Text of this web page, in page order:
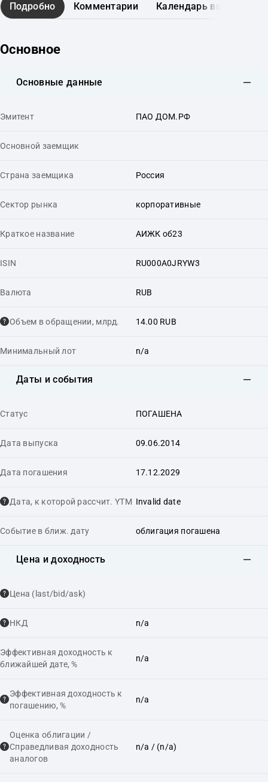
Подробно Комментарии Календарь выплат
Основное
Основные данные
Эмитент ПАО ДОМ.РФ
Основной заемщик
Страна заемщика Россия
Сектор рынка корпоративные
Краткое название АИЖК об23
ISIN RU000A0JRYW3
Валюта RUB
Объем в обращении, млрд. 14.00 RUB
Минимальный лот n/a
Даты и события
Статус ПОГАШЕНА
Дата выпуска 09.06.2014
Дата погашения 17.12.2029
Дата, к которой рассчит. YTM Invalid date
Событие в ближ. дату облигация погашена
Цена и доходность
Цена (last/bid/ask)
НКД n/a
Эффективная доходность к
ближайшей дате, %
n/a
Эффективная доходность к
погашению, %
n/a
Оценка облигации /
Справедливая доходность
аналогов
n/a / (n/a)